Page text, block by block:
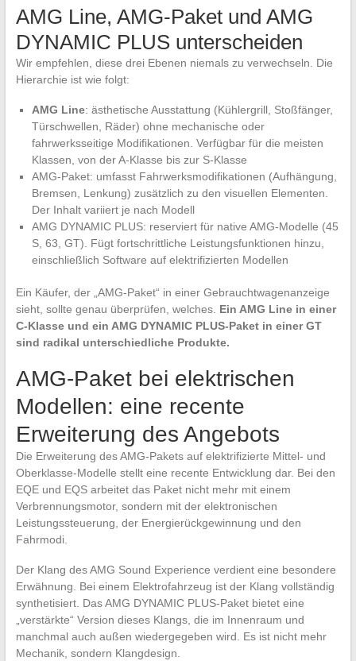
AMG Line, AMG-Paket und AMG
DYNAMIC PLUS unterscheiden
Wir empfehlen, diese drei Ebenen niemals zu verwechseln. Die
Hierarchie ist wie folgt:
AMG Line: ästhetische Ausstattung (Kühlergrill, Stoßfänger,
Türschwellen, Räder) ohne mechanische oder
fahrwerksseitige Modifikationen. Verfügbar für die meisten
Klassen, von der A-Klasse bis zur S-Klasse
AMG-Paket: umfasst Fahrwerksmodifikationen (Aufhängung,
Bremsen, Lenkung) zusätzlich zu den visuellen Elementen.
Der Inhalt variiert je nach Modell
AMG DYNAMIC PLUS: reserviert für native AMG-Modelle (45
S, 63, GT). Fügt fortschrittliche Leistungsfunktionen hinzu,
einschließlich Software auf elektrifizierten Modellen
Ein Käufer, der „AMG-Paket“ in einer Gebrauchtwagenanzeige
sieht, sollte genau überprüfen, welches. Ein AMG Line in einer
C-Klasse und ein AMG DYNAMIC PLUS-Paket in einer GT
sind radikal unterschiedliche Produkte.
AMG-Paket bei elektrischen
Modellen: eine recente
Erweiterung des Angebots
Die Erweiterung des AMG-Pakets auf elektrifizierte Mittel- und
Oberklasse-Modelle stellt eine recente Entwicklung dar. Bei den
EQE und EQS arbeitet das Paket nicht mehr mit einem
Verbrennungsmotor, sondern mit der elektronischen
Leistungssteuerung, der Energierückgewinnung und den
Fahrmodi.
Der Klang des AMG Sound Experience verdient eine besondere
Erwähnung. Bei einem Elektrofahrzeug ist der Klang vollständig
synthetisiert. Das AMG DYNAMIC PLUS-Paket bietet eine
„verstärkte“ Version dieses Klangs, die im Innenraum und
manchmal auch außen wiedergegeben wird. Es ist nicht mehr
Mechanik, sondern Klangdesign.